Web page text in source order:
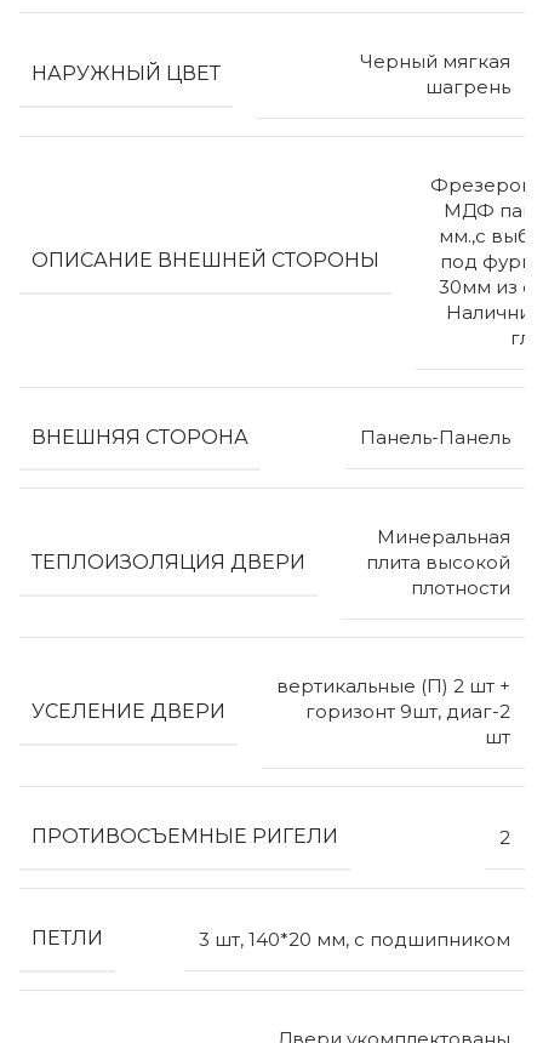
НАРУЖНЫЙ ЦВЕТ
Черный мягкая
шагрень
ОПИСАНИЕ ВНЕШНЕЙ СТОРОНЫ
МДФ
мм.,с
под
30мм из
ВНЕШНЯЯ СТОРОНА Панель-Панель
ТЕПЛОИЗОЛЯЦИЯ ДВЕРИ
Минеральная
плита высокой
плотности
УСЕЛЕНИЕ ДВЕРИ
вертикальные (П) 2 шт +
горизонт 9шт, диаг-2
шт
ПРОТИВОСЪЕМНЫЕ РИГЕЛИ 2
ПЕТЛИ 3 шт, 140*20 мм, с подшипником